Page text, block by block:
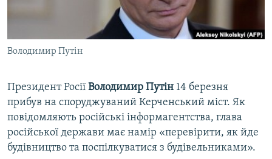
СВІДЧЕННЯ ОКУПАЦІЇ
УКРАЇНСЬКА ПРОБЛЕМА КРИМУ
Qırımtatar
Усі сайти RFE/RL
Володимир Путін
Президент Росії Володимир Путін 14 березня
прибув на споруджуваний Керченський міст. Як
повідомляють російські інформагентства, глава
російської держави має намір «перевірити, як йде
будівництво та поспілкуватися з будівельниками».